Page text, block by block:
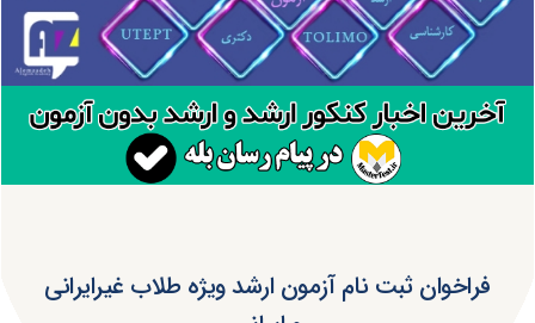
فراخوان ثبت نام آزمون ارشد ویژه طلاب غیرایرانی